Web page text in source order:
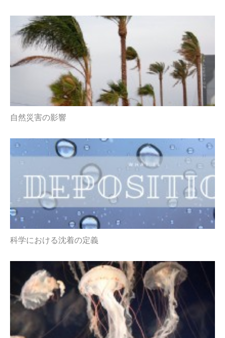
自然災害の影響
科学における沈着の定義